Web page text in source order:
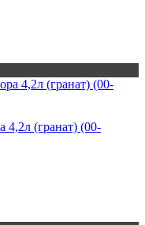
4,2л (гранат) (00-